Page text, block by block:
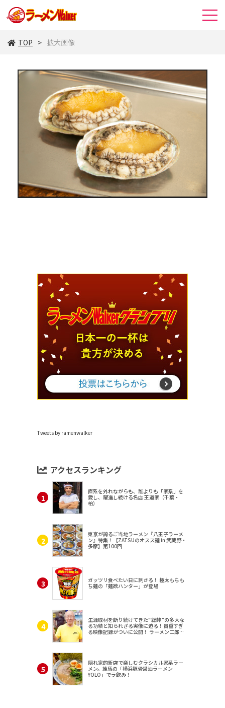
TOP 拡大画像
Tweets by ramenwalker
アクセスランキング
直系を外れながらも、誰よりも「家系」を
愛し、躍進し続ける名店 王道家（千葉・
柏）
東京が誇るご当地ラーメン『八王子ラーメ
ン』特集！【ZATSUのオスス麺 in 武蔵野・
多摩】第100回
ガッツリ食べたい日に刺さる！ 極太もちも
ち麺の「麺欲ハンター」が登場
生涯取材を断り続けてきた“総帥”の多大な
る功績と知られざる実像に迫る！貴重すぎ
る映像記録がついに公開！ ラーメン二郎
隠れ家的新店で楽しむクラシカル家系ラー
メン。練馬の「横浜豚骨醤油ラーメン
YOLO」でラ飲み！